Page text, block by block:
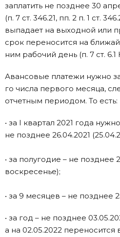
заплатить не позднее 30
(п. 7 ст. 346.21, пп. 2 п. 1 ст.
выпадает на выходной или
срок переносится на
ним рабочий день (п. 7 ст.
Авансовые платежи нужно
го числа первого месяца,
отчетным периодом. То есть:
• за I квартал 2021 года
не позднее 26.04.2021
• за полугодие – не позднее
воскресенье);
• за 9 месяцев – не позднее
• за год – не позднее
а на 02.05.2022 переносится